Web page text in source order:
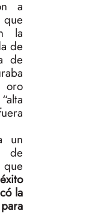
a
la
de
de
oro
un
la